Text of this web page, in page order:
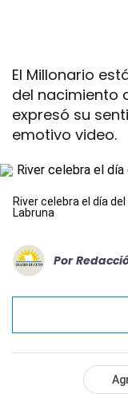
El Millonario
del nacimiento
expresó su
emotivo video.
River celebra el día
Labruna
Por